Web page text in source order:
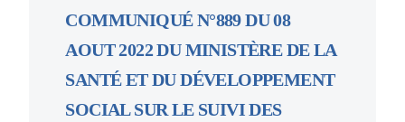
COMMUNIQUÉ N°889 DU 08
AOUT 2022 DU MINISTÈRE DE LA
SANTÉ ET DU DÉVELOPPEMENT
SOCIAL SUR LE SUIVI DES